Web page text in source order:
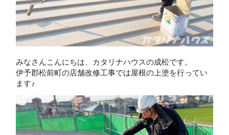
みなさんこんにちは、カタリナハウスの成松です。
伊予郡松前町の店舗改修工事では屋根の上塗を行ってい
ます♪